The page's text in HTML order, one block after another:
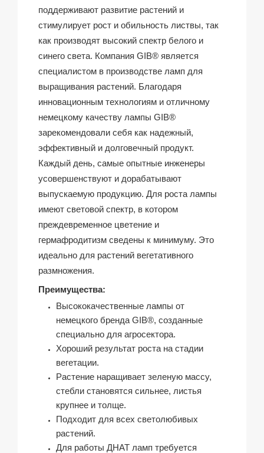
поддерживают развитие растений и
стимулирует рост и обильность листвы, так
как производят высокий спектр белого и
синего света. Компания GIB® является
специалистом в производстве ламп для
выращивания растений. Благодаря
инновационным технологиям и отличному
немецкому качеству лампы GIB®
зарекомендовали себя как надежный,
эффективный и долговечный продукт.
Каждый день, самые опытные инженеры
усовершенствуют и дорабатывают
выпускаемую продукцию. Для роста лампы
имеют световой спектр, в котором
преждевременное цветение и
гермафродитизм сведены к минимуму. Это
идеально для растений вегетативного
размножения.
Преимущества:
Высококачественные лампы от
немецкого бренда GIB®, созданные
специально для агросектора.
Хороший результат роста на стадии
вегетации.
Растение наращивает зеленую массу,
стебли становятся сильнее, листья
крупнее и толще.
Подходит для всех светолюбивых
растений.
Для работы ДНАТ ламп требуется